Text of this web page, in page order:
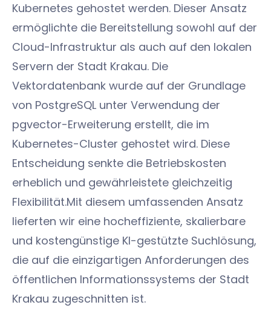
Kubernetes gehostet werden. Dieser Ansatz
ermöglichte die Bereitstellung sowohl auf der
Cloud-Infrastruktur als auch auf den lokalen
Servern der Stadt Krakau. Die
Vektordatenbank wurde auf der Grundlage
von PostgreSQL unter Verwendung der
pgvector-Erweiterung erstellt, die im
Kubernetes-Cluster gehostet wird. Diese
Entscheidung senkte die Betriebskosten
erheblich und gewährleistete gleichzeitig
Flexibilität.Mit diesem umfassenden Ansatz
lieferten wir eine hocheffiziente, skalierbare
und kostengünstige KI-gestützte Suchlösung,
die auf die einzigartigen Anforderungen des
öffentlichen Informationssystems der Stadt
Krakau zugeschnitten ist.